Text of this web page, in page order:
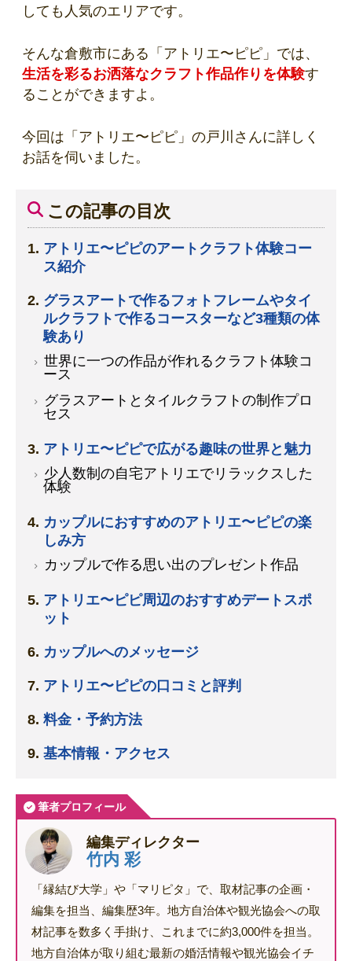
しても人気のエリアです。
そんな倉敷市にある「アトリエ〜ピピ」では、
生活を彩るお洒落なクラフト作品作りを体験す
ることができますよ。
今回は「アトリエ〜ピピ」の戸川さんに詳しく
お話を伺いました。
この記事の目次
アトリエ〜ピピのアートクラフト体験コー
ス紹介
グラスアートで作るフォトフレームやタイ
ルクラフトで作るコースターなど3種類の体
験あり
世界に一つの作品が作れるクラフト体験コ
ース
グラスアートとタイルクラフトの制作プロ
セス
アトリエ〜ピピで広がる趣味の世界と魅力
少人数制の自宅アトリエでリラックスした
体験
カップルにおすすめのアトリエ〜ピピの楽
しみ方
カップルで作る思い出のプレゼント作品
アトリエ〜ピピ周辺のおすすめデートスポ
ット
カップルへのメッセージ
アトリエ〜ピピの口コミと評判
料金・予約方法
基本情報・アクセス
筆者プロフィール
編集ディレクター
竹内 彩
「縁結び大学」や「マリピタ」で、取材記事の企画・
編集を担当、編集歴3年。地方自治体や観光協会への取
材記事を数多く手掛け、これまでに約3,000件を担当。
地方自治体が取り組む最新の婚活情報や観光協会イチ